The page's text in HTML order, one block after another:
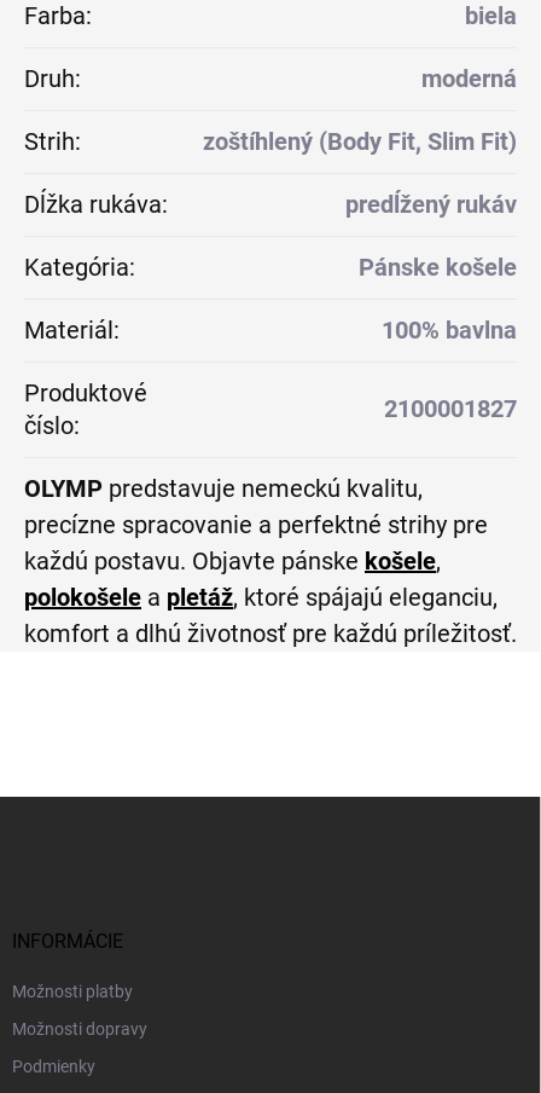
Farba: biela
Druh: moderná
Strih: zoštíhlený (Body Fit, Slim Fit)
Dĺžka rukáva: predĺžený rukáv
Kategória: Pánske košele
Materiál: 100% bavlna
Produktové
číslo:
2100001827
OLYMP predstavuje nemeckú kvalitu,
precízne spracovanie a perfektné strihy pre
každú postavu. Objavte pánske košele,
polokošele a pletáž, ktoré spájajú eleganciu,
komfort a dlhú životnosť pre každú príležitosť.
INFORMÁCIE
Možnosti platby
Možnosti dopravy
Podmienky